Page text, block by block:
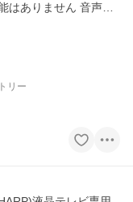
はありません 音声リ
リー